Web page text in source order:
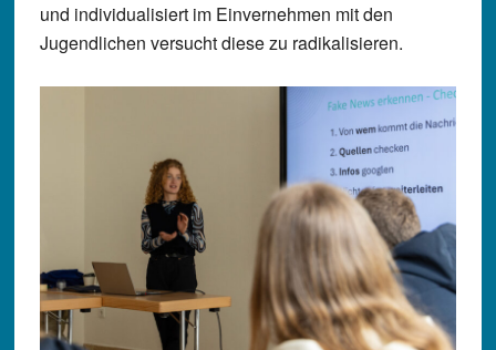
und individualisiert im Einvernehmen mit den
Jugendlichen versucht diese zu radikalisieren.